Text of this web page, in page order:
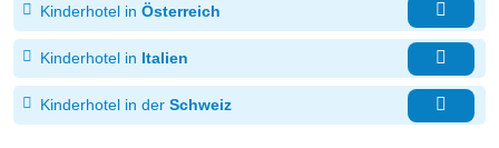
Kinderhotel in Österreich
Kinderhotel in Italien
Kinderhotel in der Schweiz